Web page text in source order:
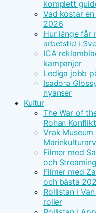
komplett
Vad kostar
2026
Hur länge får
arbetstid i
ICA
kampanjer
Lediga jobb
Isadora
nyanser
Kultur
The War of
Rohan Konflikt
Vrak
Marinkulturarv
Filmer med
och Streaming
Filmer med
och bästa
Rollistan i
roller